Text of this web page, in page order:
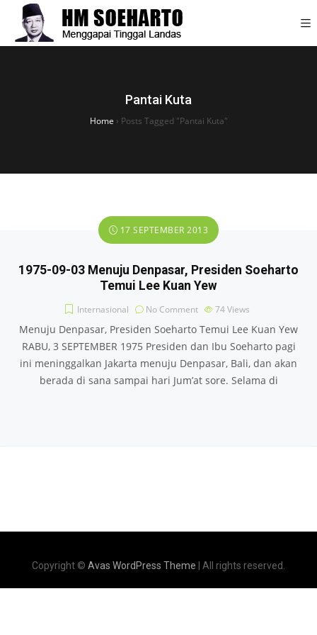
Pantai Kuta
Home › Posts Tagged "Pantai Kuta"
17 SEPTEMBER 2013
1975-09-03 Menuju Denpasar, Presiden Soeharto
Temui Lee Kuan Yew
Internasional No Comment 74Views
Menuju Denpasar, Presiden Soeharto Temui Lee Kuan Yew
RABU, 3 SEPTEMBER 1975 Presiden dan Ibu Soeharto pagi
ini meninggalkan Jakarta menuju Denpasar, Bali, dan akan
berada di sana sampai hari Jum’at sore. Selama di
Copyright © Avas WordPress Theme | All rights reserved.